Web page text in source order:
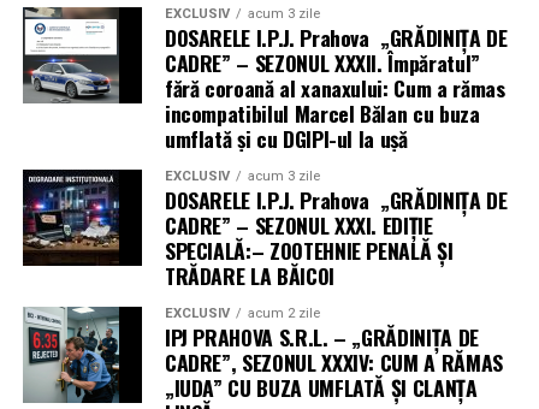
Astăzi, 7 august 2026, la ferma Agronatura Gecodin
Urlați, în cadrul evenimentului „Corteva Harvest Day”,
Mafia Antigrindină a primit lovitura de grație. Sub ochii
a zeci de specialiști și reprezentanți ai agribusiness-ului,
s-a cântărit recolta de pe hectarul de probă al
fermierului
Cosmin Olteanu . Rezultatul? Un
spectaculos
5.300 kg la hectar!
EXCLUSIV acum 3 zile
DOSARELE I.P.J. Prahova „GRĂDINIȚA DE
CADRE” – SEZONUL XXXII. Împăratul”
fără coroană al xanaxului: Cum a rămas
incompatibilul Marcel Bălan cu buza
umflată și cu DGIPI-ul la ușă
EXCLUSIV acum 3 zile
DOSARELE I.P.J. Prahova „GRĂDINIȚA DE
CADRE” – SEZONUL XXXI. EDIȚIE
SPECIALĂ:– ZOOTEHNIE PENALĂ ȘI
TRĂDARE LA BĂICOI
EXCLUSIV acum 2 zile
IPJ PRAHOVA S.R.L. – „GRĂDINIȚA DE
CADRE”, SEZONUL XXXIV: CUM A RĂMAS
„IUDA” CU BUZA UMFLATĂ ȘI CLANȚA